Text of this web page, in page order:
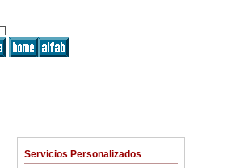
Servicios Personalizados